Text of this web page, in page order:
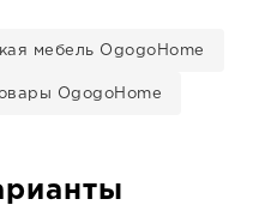
мебель OgogoHome
OgogoHome